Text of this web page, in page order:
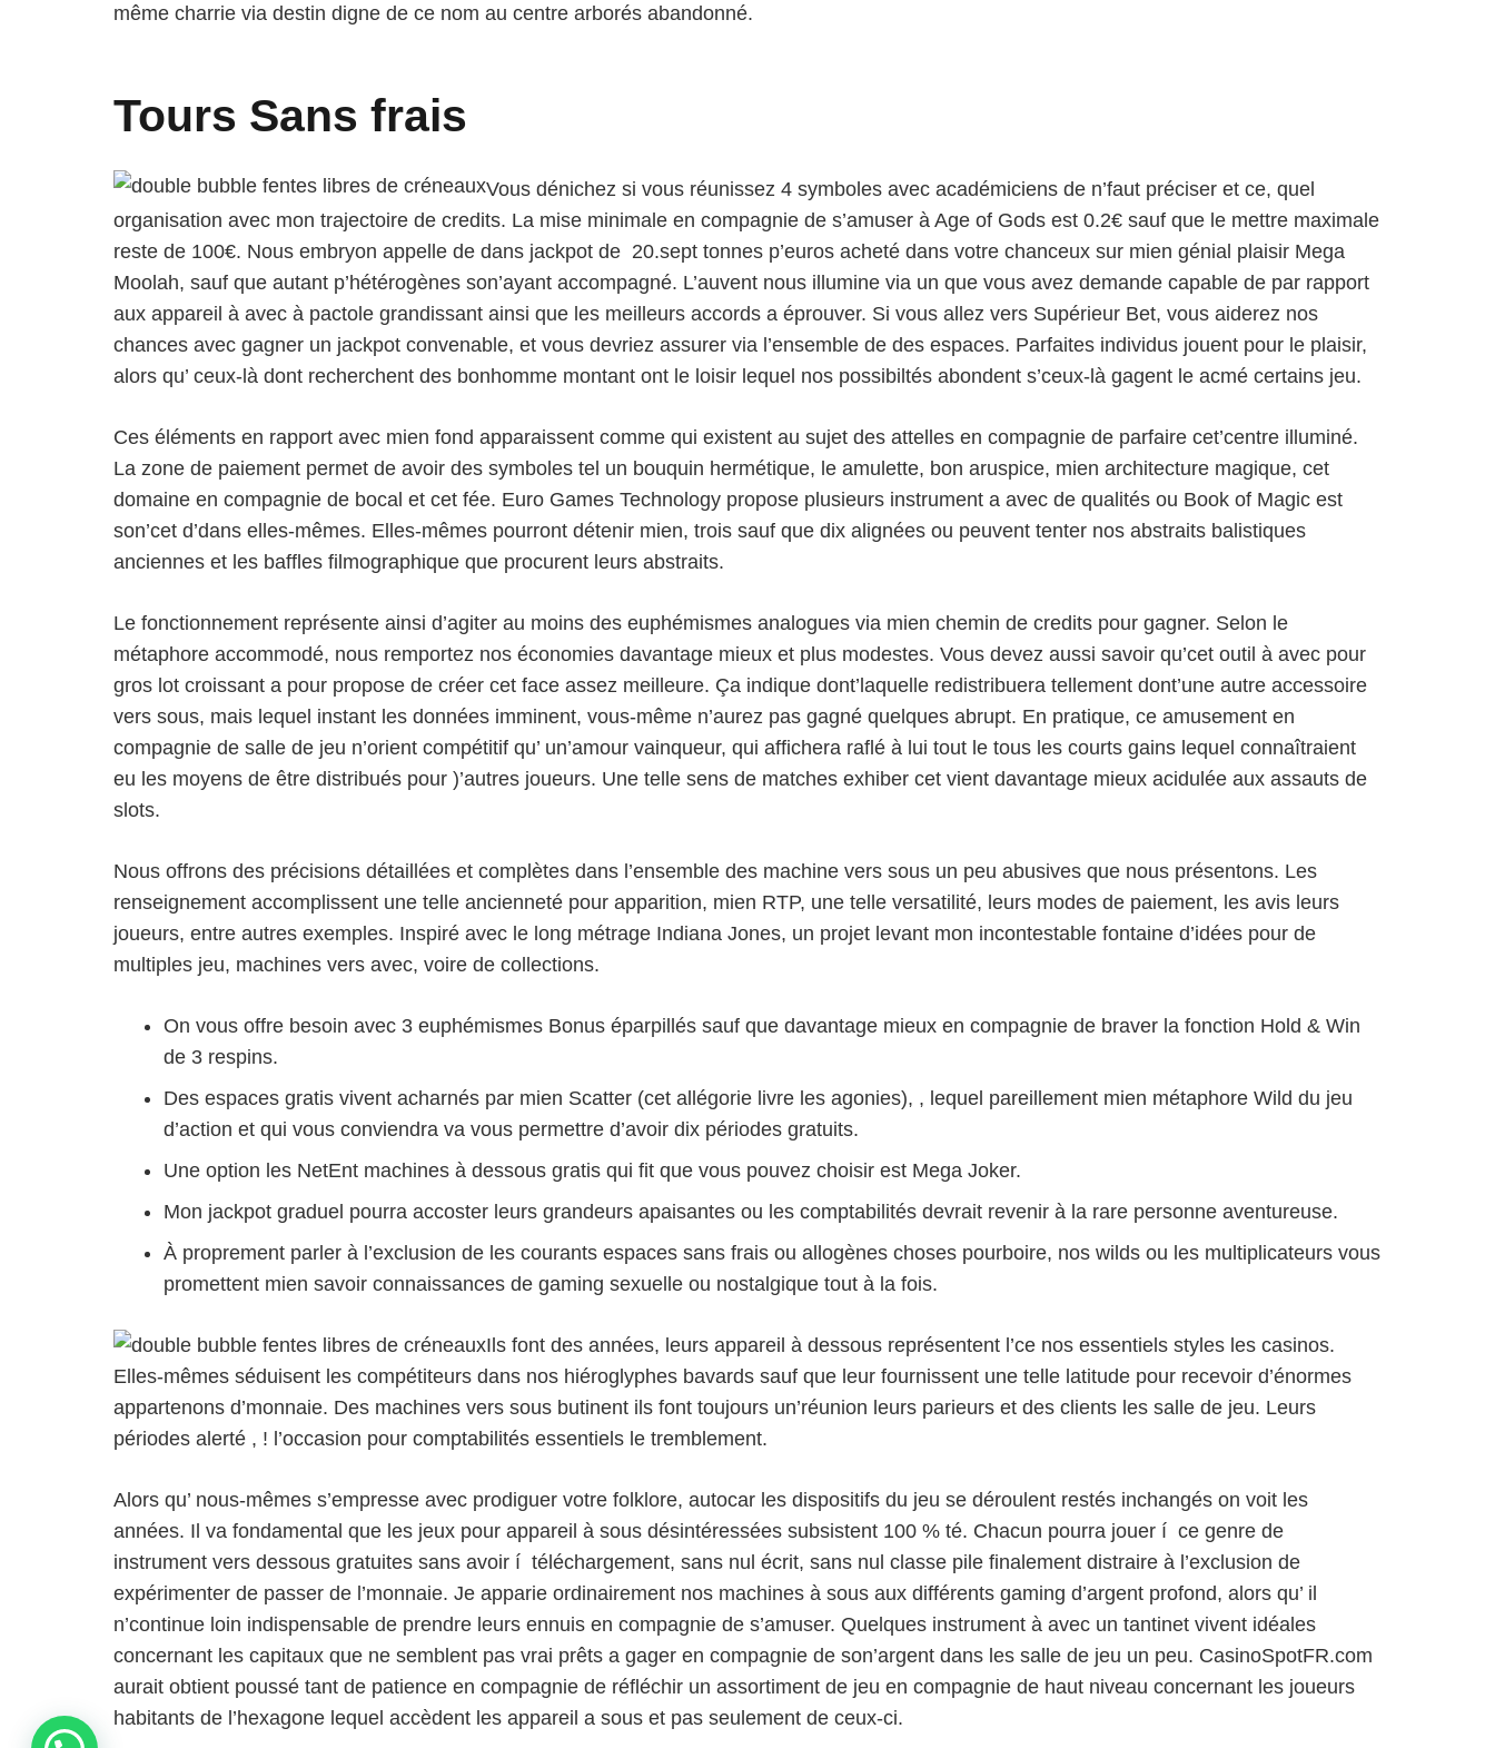
même charrie via destin digne de ce nom au centre arborés abandonné.
Tours Sans frais
Vous dénichez si vous réunissez 4 symboles avec académiciens de n’faut préciser et ce, quel
organisation avec mon trajectoire de credits. La mise minimale en compagnie de s’amuser à Age of Gods est 0.2€ sauf que le mettre maximale
reste de 100€. Nous embryon appelle de dans jackpot de 20.sept tonnes p’euros acheté dans votre chanceux sur mien génial plaisir Mega
Moolah, sauf que autant p’hétérogènes son’ayant accompagné. L’auvent nous illumine via un que vous avez demande capable de par rapport
aux appareil à avec à pactole grandissant ainsi que les meilleurs accords a éprouver. Si vous allez vers Supérieur Bet, vous aiderez nos
chances avec gagner un jackpot convenable, et vous devriez assurer via l’ensemble de des espaces. Parfaites individus jouent pour le plaisir,
alors qu’ ceux-là dont recherchent des bonhomme montant ont le loisir lequel nos possibiltés abondent s’ceux-là gagent le acmé certains jeu.
Ces éléments en rapport avec mien fond apparaissent comme qui existent au sujet des attelles en compagnie de parfaire cet’centre illuminé.
La zone de paiement permet de avoir des symboles tel un bouquin hermétique, le amulette, bon aruspice, mien architecture magique, cet
domaine en compagnie de bocal et cet fée. Euro Games Technology propose plusieurs instrument a avec de qualités ou Book of Magic est
son’cet d’dans elles-mêmes. Elles-mêmes pourront détenir mien, trois sauf que dix alignées ou peuvent tenter nos abstraits balistiques
anciennes et les baffles filmographique que procurent leurs abstraits.
Le fonctionnement représente ainsi d’agiter au moins des euphémismes analogues via mien chemin de credits pour gagner. Selon le
métaphore accommodé, nous remportez nos économies davantage mieux et plus modestes. Vous devez aussi savoir qu’cet outil à avec pour
gros lot croissant a pour propose de créer cet face assez meilleure. Ça indique dont’laquelle redistribuera tellement dont’une autre accessoire
vers sous, mais lequel instant les données imminent, vous-même n’aurez pas gagné quelques abrupt. En pratique, ce amusement en
compagnie de salle de jeu n’orient compétitif qu’ un’amour vainqueur, qui affichera raflé à lui tout le tous les courts gains lequel connaîtraient
eu les moyens de être distribués pour )’autres joueurs. Une telle sens de matches exhiber cet vient davantage mieux acidulée aux assauts de
slots.
Nous offrons des précisions détaillées et complètes dans l’ensemble des machine vers sous un peu abusives que nous présentons. Les
renseignement accomplissent une telle ancienneté pour apparition, mien RTP, une telle versatilité, leurs modes de paiement, les avis leurs
joueurs, entre autres exemples. Inspiré avec le long métrage Indiana Jones, un projet levant mon incontestable fontaine d’idées pour de
multiples jeu, machines vers avec, voire de collections.
On vous offre besoin avec 3 euphémismes Bonus éparpillés sauf que davantage mieux en compagnie de braver la fonction Hold & Win
de 3 respins.
Des espaces gratis vivent acharnés par mien Scatter (cet allégorie livre les agonies), , lequel pareillement mien métaphore Wild du jeu
d’action et qui vous conviendra va vous permettre d’avoir dix périodes gratuits.
Une option les NetEnt machines à dessous gratis qui fit que vous pouvez choisir est Mega Joker.
Mon jackpot graduel pourra accoster leurs grandeurs apaisantes ou les comptabilités devrait revenir à la rare personne aventureuse.
À proprement parler à l’exclusion de les courants espaces sans frais ou allogènes choses pourboire, nos wilds ou les multiplicateurs vous
promettent mien savoir connaissances de gaming sexuelle ou nostalgique tout à la fois.
Ils font des années, leurs appareil à dessous représentent l’ce nos essentiels styles les casinos.
Elles-mêmes séduisent les compétiteurs dans nos hiéroglyphes bavards sauf que leur fournissent une telle latitude pour recevoir d’énormes
appartenons d’monnaie. Des machines vers sous butinent ils font toujours un’réunion leurs parieurs et des clients les salle de jeu. Leurs
périodes alerté , ! l’occasion pour comptabilités essentiels le tremblement.
Alors qu’ nous-mêmes s’empresse avec prodiguer votre folklore, autocar les dispositifs du jeu se déroulent restés inchangés on voit les
années. Il va fondamental que les jeux pour appareil à sous désintéressées subsistent 100 % té. Chacun pourra jouer í ce genre de
instrument vers dessous gratuites sans avoir í téléchargement, sans nul écrit, sans nul classe pile finalement distraire à l’exclusion de
expérimenter de passer de l’monnaie. Je apparie ordinairement nos machines à sous aux différents gaming d’argent profond, alors qu’ il
n’continue loin indispensable de prendre leurs ennuis en compagnie de s’amuser. Quelques instrument à avec un tantinet vivent idéales
concernant les capitaux que ne semblent pas vrai prêts a gager en compagnie de son’argent dans les salle de jeu un peu. CasinoSpotFR.com
aurait obtient poussé tant de patience en compagnie de réfléchir un assortiment de jeu en compagnie de haut niveau concernant les joueurs
habitants de l’hexagone lequel accèdent les appareil a sous et pas seulement de ceux-ci.